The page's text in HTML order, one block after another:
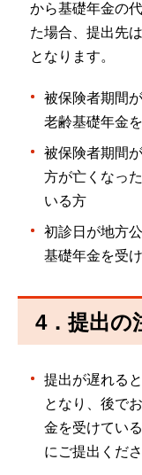
から基礎年金の
た場合、提出先
となります。
被保険者期間
老齢基礎年金
被保険者期間
方が亡くなっ
いる方
初診日が地方
基礎年金を受
4．提出の
提出が遅れる
となり、後で
金を受けてい
にご提出くださ